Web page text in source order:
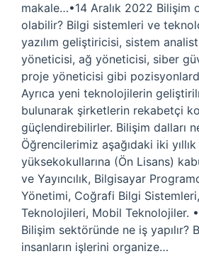
makale…•14 Aralık 2022 Bilişim
olabilir? Bilgi sistemleri ve
yazılım geliştiricisi, sistem
yöneticisi, ağ yöneticisi, siber
proje yöneticisi gibi
Ayrıca yeni teknolojilerin
bulunarak şirketlerin rekabetçi
güçlendirebilirler. Bilişim dalları
Öğrencilerimiz aşağıdaki iki
yüksekokullarına (Ön Lisans)
ve Yayıncılık, Bilgisayar
Yönetimi, Coğrafi Bilgi
Teknolojileri, Mobil Teknolojiler.
Bilişim sektöründe ne iş yapılır?
insanların işlerini organize…